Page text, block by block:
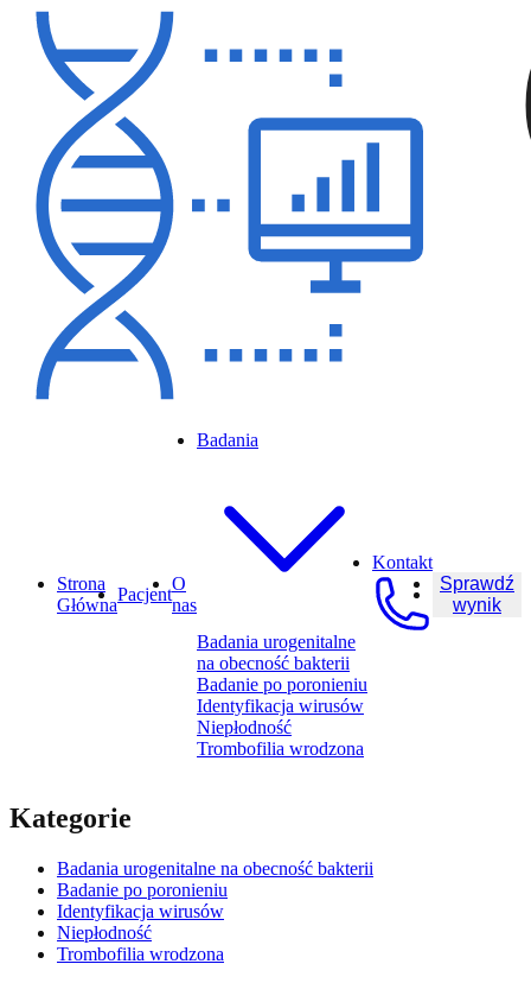
Strona
Główna
Pacjent
O
nas
Badania
Badania urogenitalne
na obecność bakterii
Badanie po poronieniu
Identyfikacja wirusów
Niepłodność
Trombofilia wrodzona
Kontakt
Sprawdź
wynik
Kategorie
Badania urogenitalne na obecność bakterii
Badanie po poronieniu
Identyfikacja wirusów
Niepłodność
Trombofilia wrodzona